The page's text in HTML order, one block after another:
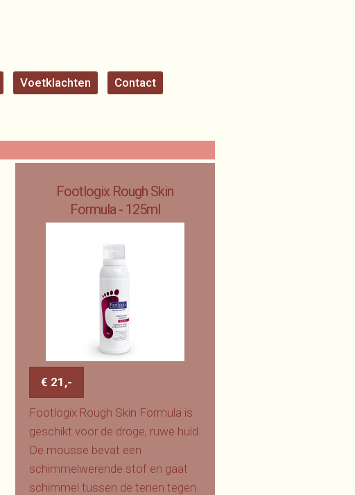
Voetklachten
Contact
Footlogix Rough Skin
Formula - 125ml
€ 21,-
Footlogix Rough Skin Formula is
geschikt voor de droge, ruwe huid.
De mousse bevat een
schimmelwerende stof en gaat
schimmel tussen de tenen tegen.